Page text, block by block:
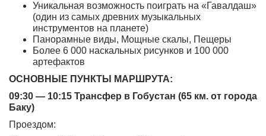
Уникальная возможность поиграть на «Гавалдаш»
(один из самых древних музыкальных
инструментов на планете)
Панорамные виды, Мощные скалы, Пещеры
Более 6 000 наскальных рисунков и 100 000
артефактов
ОСНОВНЫЕ ПУНКТЫ МАРШРУТА:
09:30 — 10:15 Трансфер в Гобустан (65 км. от города
Баку)
Проездом: